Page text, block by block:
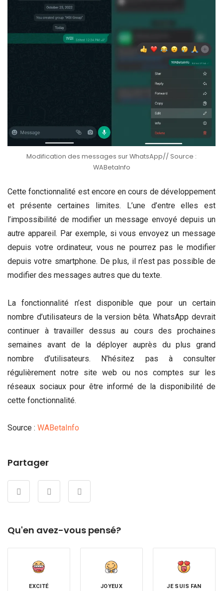
Modification des messages sur WhatsApp// Source :
WABetaInfo
Cette fonctionnalité est encore en cours de développement
et présente certaines limites. L’une d’entre elles est
l’impossibilité de modifier un message envoyé depuis un
autre appareil. Par exemple, si vous envoyez un message
depuis votre ordinateur, vous ne pourrez pas le modifier
depuis votre smartphone. De plus, il n’est pas possible de
modifier des messages autres que du texte.
La fonctionnalité n’est disponible que pour un certain
nombre d’utilisateurs de la version bêta. WhatsApp devrait
continuer à travailler dessus au cours des prochaines
semaines avant de la déployer auprès du plus grand
nombre d’utilisateurs. N’hésitez pas à consulter
régulièrement notre site web ou nos comptes sur les
réseaux sociaux pour être informé de la disponibilité de
cette fonctionnalité.
Source : WABetaInfo
Partager
Qu'en avez-vous pensé?
EXCITÉ JOYEUX JE SUIS FAN